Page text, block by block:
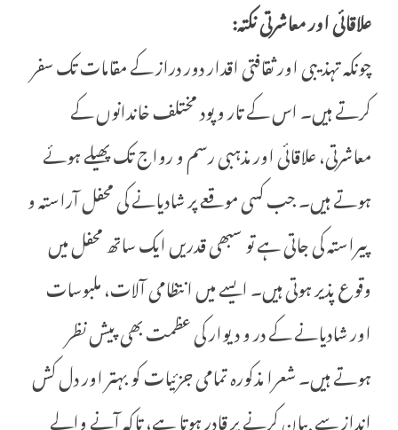
علاقائی اور معاشرتی نکتہ:
چونکہ تہذیبی اور ثقافتی اقدار دور دراز کے مقامات تک سفر
کرتے ہیں۔ اس کے تار و پود مختلف خاندانوں کے
معاشرتی، علاقائی اور مذہبی رسم و رواج تک پھیلے ہوئے
ہوتے ہیں۔ جب کسی موقعے پر شادیانے کی محفل آراستہ و
پیراستہ کی جاتی ہے تو سبھی قدریں ایک ساتھ محفل میں
وقوع پذیر ہوتی ہیں۔ ایسے میں انتظامی آلات، ملبوسات
اور شادیانے کے در و دیوار کی عظمت بھی پیش نظر
ہوتے ہیں۔ شعرا مذکورہ تمامی جزئیات کو بہتر اور دل کش
انداز سے بیان کرنے پر قادر ہوتا ہے، تاکہ آنے والے